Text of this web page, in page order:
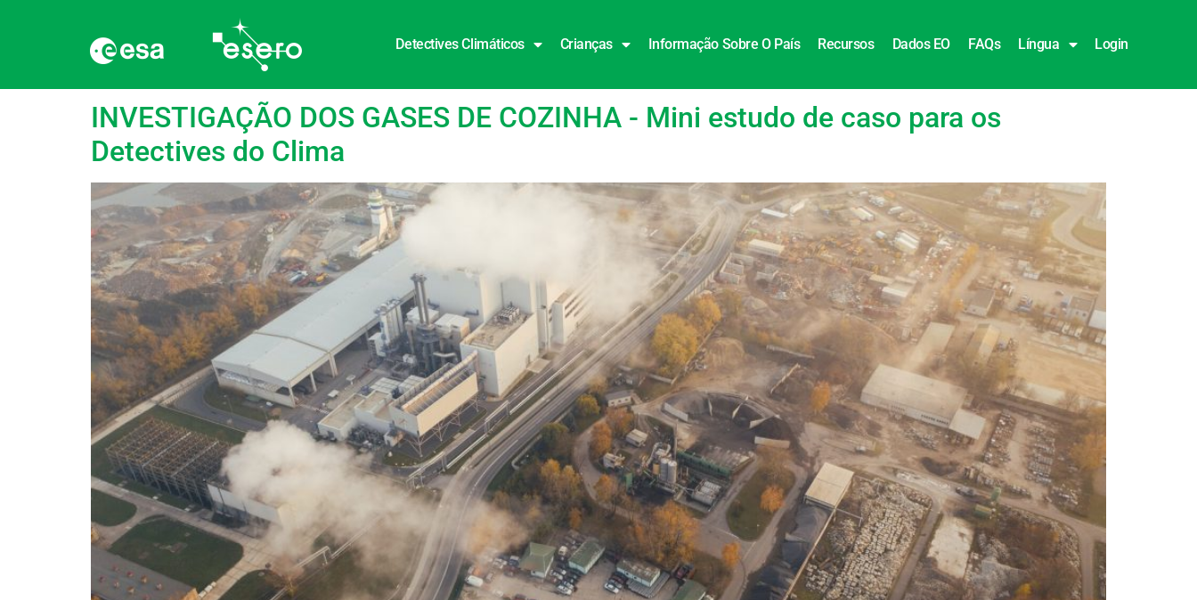
Detectives Climáticos Crianças Informação Sobre O País Recursos Dados EO FAQs Língua Login
Subject:Tecnologia
INVESTIGAÇÃO DOS GASES DE COZINHA - Mini estudo de caso para os
Detectives do Clima